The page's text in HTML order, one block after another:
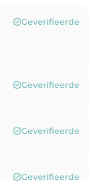
Geverifieerde
Geverifieerde
Geverifieerde
Geverifieerde